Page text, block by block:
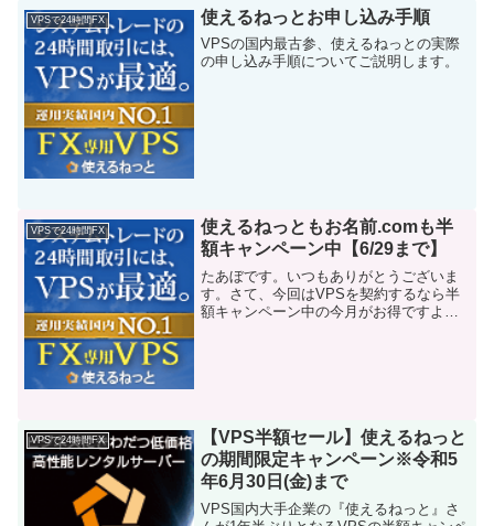
VPSで24時間FX 使えるねっとお申し込み手順
VPSの国内最古参、使えるねっとの実際
の申し込み手順についてご説明します。
VPSで24時間FX
使えるねっともお名前.comも半
額キャンペーン中【6/29まで】
たあぼです。いつもありがとうございま
す。さて、今回はVPSを契約するなら半
額キャンペーン中の今月がお得ですよ～
VPSで24時間FX
【VPS半額セール】使えるねっと
の期間限定キャンペーン※令和5
年6月30日(金)まで
VPS国内大手企業の『使えるねっと』さ